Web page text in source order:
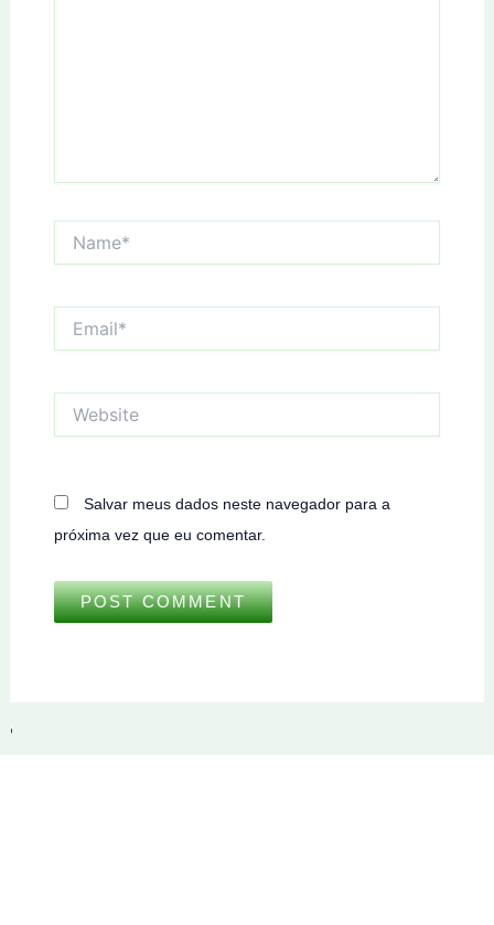
Salvar meus dados neste navegador para a
próxima vez que eu comentar.